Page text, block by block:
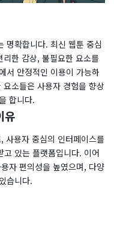
명확합니다. 최신 웹툰 중심
한 감상, 불필요한 요소를
서 안정적인 이용이 가능하
소들은 사용자 경험을 향상
합니다.
유
사용자 중심의 인터페이스를
고 있는 플랫폼입니다. 이어
자 편의성을 높였으며, 다양
습니다.